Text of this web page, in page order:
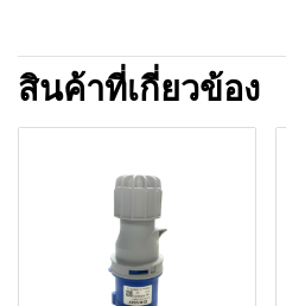
สินค้าที่เกี่ยวข้อง